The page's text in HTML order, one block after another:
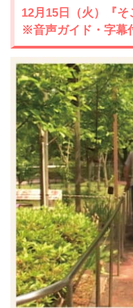
12月15日（火）『そ
※音声ガイド・字幕